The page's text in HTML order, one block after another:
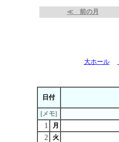
≪ 前の月
大ホール
日付
[メモ]
1 月
2 火